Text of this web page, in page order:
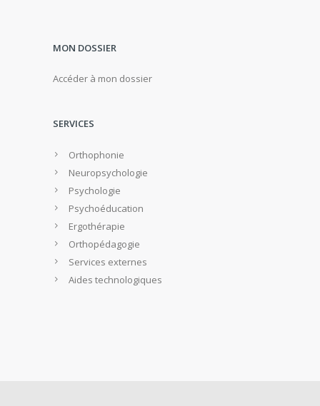
MON DOSSIER
Accéder à mon dossier
SERVICES
Orthophonie
Neuropsychologie
Psychologie
Psychoéducation
Ergothérapie
Orthopédagogie
Services externes
Aides technologiques